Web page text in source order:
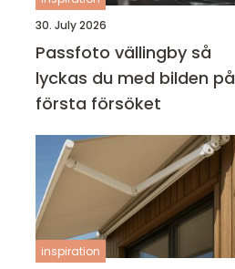
30. July 2026
Passfoto vällingby så
lyckas du med bilden på
första försöket
inspiration